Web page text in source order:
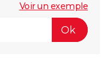
Voir un exemple